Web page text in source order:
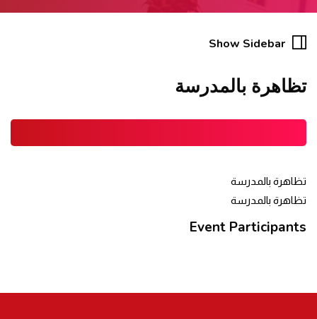
Show Sidebar
تظاهرة بالمدرسة
تظاهرة بالمدرسة
تظاهرة بالمدرسة
Event Participants